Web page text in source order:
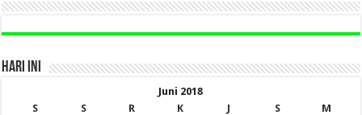
HARI INI
Juni 2018
S
S R K J S
M